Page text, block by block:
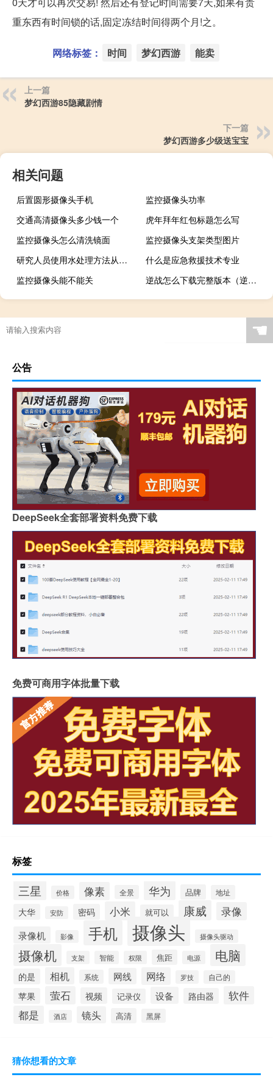
重东西有时间锁的话,固定冻结时间得两个月!之。
网络标签： 时间 梦幻西游 能卖
上一篇
梦幻西游85隐藏剧情
下一篇
梦幻西游多少级送宝宝
相关问题
后置圆形摄像头手机
监控摄像头功率
交通高清摄像头多少钱一个
虎年拜年红包标题怎么写
监控摄像头怎么清洗镜面
监控摄像头支架类型图片
研究人员使用水处理方法从农业废物中捕获酸
什么是应急救援技术专业
监控摄像头能不能关
逆战怎么下载完整版本（逆战怎么下载）
☚
公告
DeepSeek全套部署资料免费下载
免费可商用字体批量下载
标签
三星 价格 像素 全景 华为 品牌 地址
大华 安防 密码 小米 就可以 康威 录像
录像机 影像 手机 摄像头 摄像头驱动
摄像机 支架 智能 权限 焦距 电源 电脑
的是 相机 系统 网线 网络 罗技 自己的
苹果 萤石 视频 记录仪 设备 路由器
软件
都是
酒店 镜头 高清 黑屏
猜你想看的文章